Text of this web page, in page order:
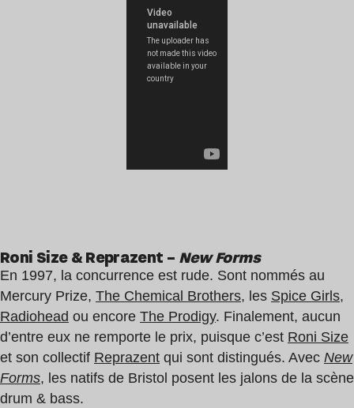
Roni Size & Reprazent – New Forms
En 1997, la concurrence est rude. Sont nommés au
Mercury Prize, The Chemical Brothers, les Spice Girls,
Radiohead ou encore The Prodigy. Finalement, aucun
d’entre eux ne remporte le prix, puisque c’est Roni Size
et son collectif Reprazent qui sont distingués. Avec New
Forms, les natifs de Bristol posent les jalons de la scène
drum & bass.